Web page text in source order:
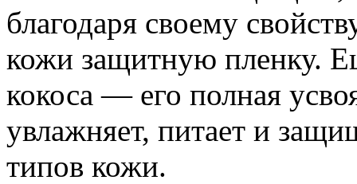
благодаря своему
кожи защитную пленку.
кокоса — его полная
увлажняет, питает и
типов кожи.